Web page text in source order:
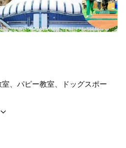
、パピー教室、ドッグスポー